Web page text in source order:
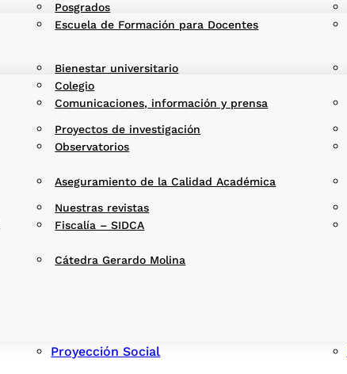
Escuela de Formación para Docentes
Comunicaciones, información y prensa
Aseguramiento de la Calidad Académica
Cátedra Gerardo Molina
Posgrados
Colegio
Bienestar universitario
Observatorios
Fiscalía – SIDCA
Proyectos de investigación
Nuestras revistas
Proyección Social